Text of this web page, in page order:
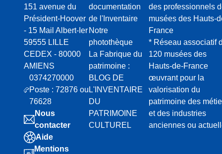
151 avenue du
Président-Hoover
- 15 Mail Albert-Ier
59555 LILLE
CEDEX - 80000
AMIENS
0374270000
Poste : 72876 ou
76628
Nous
contacter
Aide
Mentions
documentation
de l'Inventaire
Notre
photothèque
La Fabrique du
patrimoine :
BLOG DE
L'INVENTAIRE
DU
PATRIMOINE
CULTUREL
des professionnels
musées des Hauts-
France
* Réseau associatif
120 musées des
Hauts-de-France
œuvrant pour la
valorisation du
patrimoine des
et des industries
anciennes ou